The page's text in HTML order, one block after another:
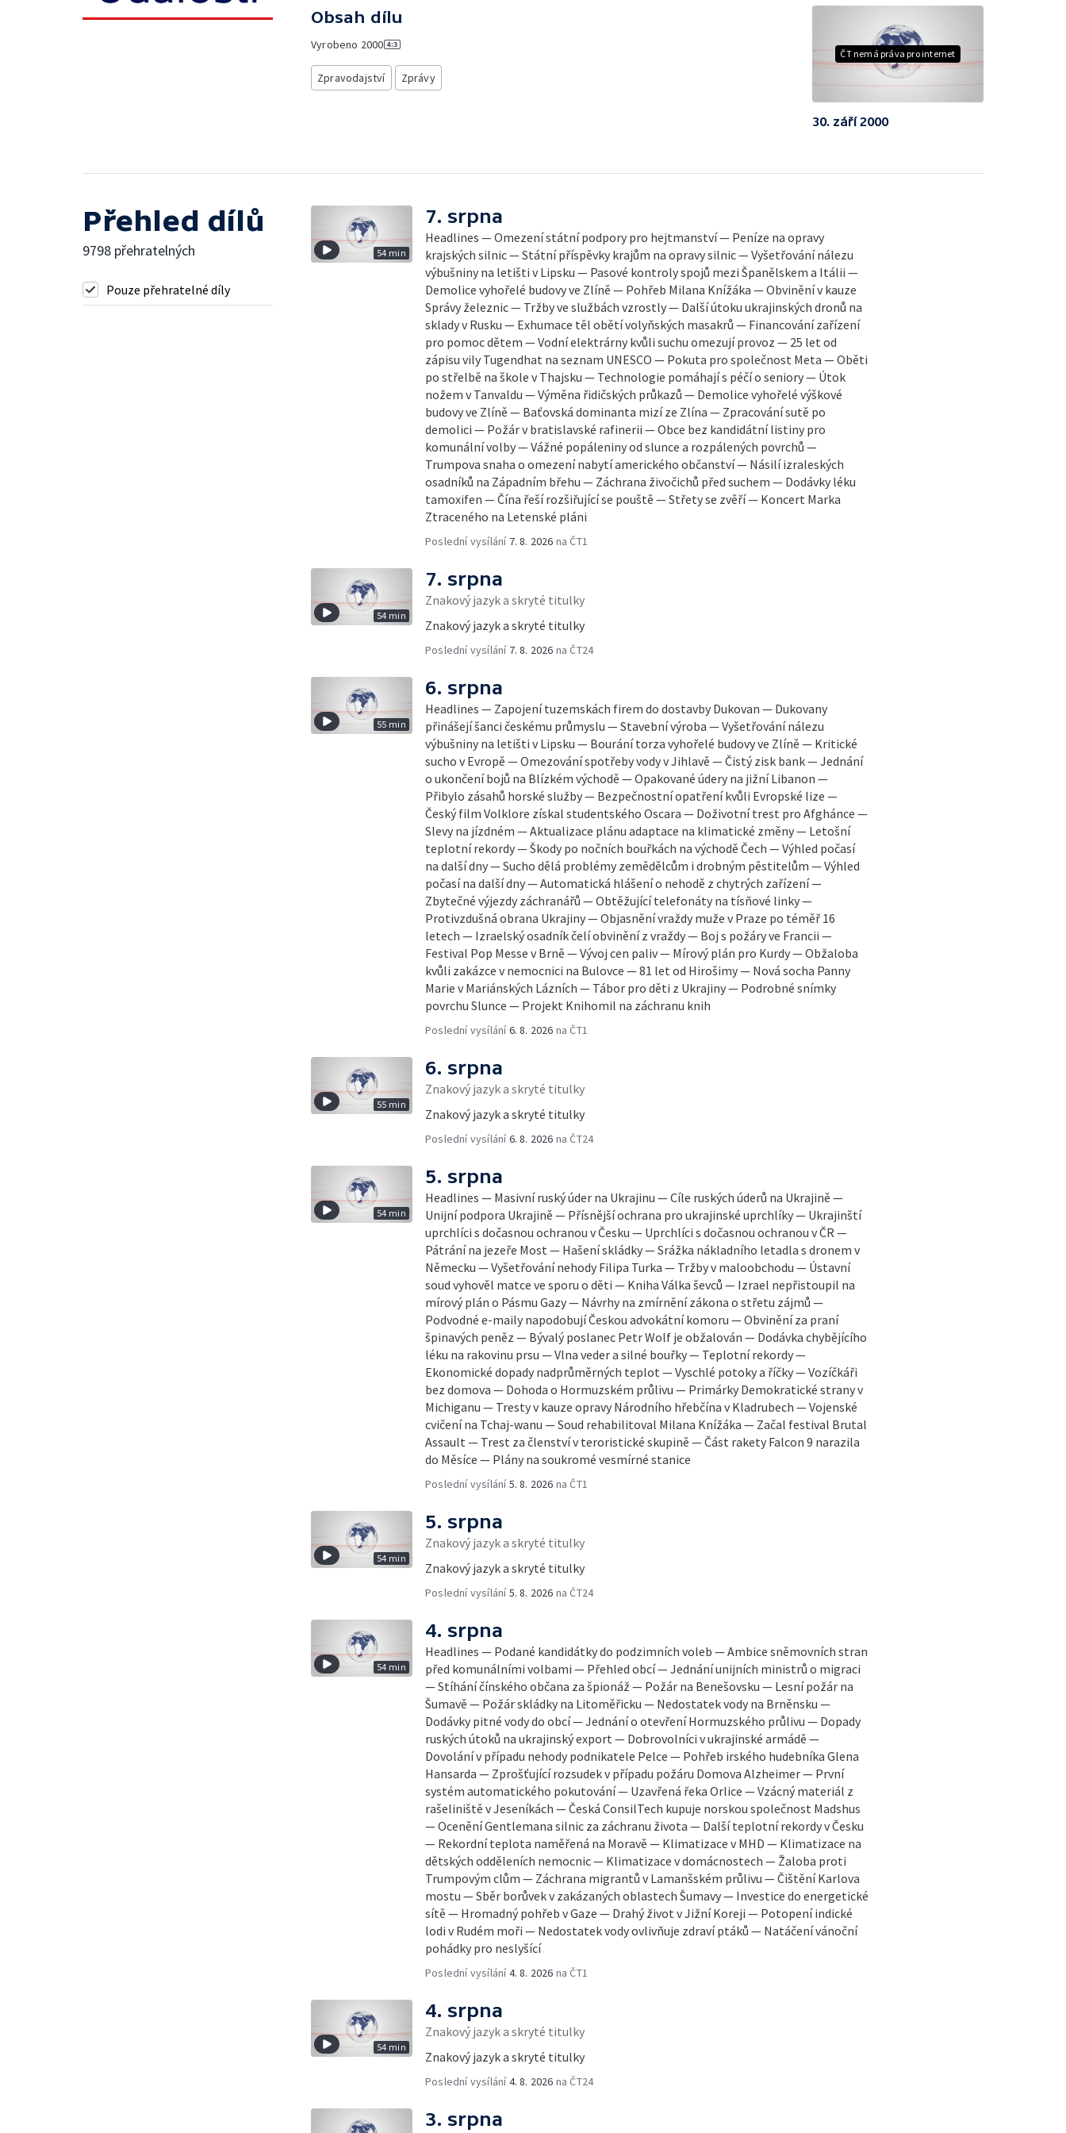
Obsah dílu
Vyrobeno 2000
Zpravodajství Zprávy
ČT nemá práva pro internet
30. září 2000
Přehled dílů
9798 přehratelných
Pouze přehratelné díly
54 min
7. srpna
Headlines — Omezení státní podpory pro hejtmanství — Peníze na opravy
krajských silnic — Státní příspěvky krajům na opravy silnic — Vyšetřování nálezu
výbušniny na letišti v Lipsku — Pasové kontroly spojů mezi Španělskem a Itálii —
Demolice vyhořelé budovy ve Zlíně — Pohřeb Milana Knížáka — Obvinění v kauze
Správy železnic — Tržby ve službách vzrostly — Další útoku ukrajinských dronů na
sklady v Rusku — Exhumace těl obětí volyňských masakrů — Financování zařízení
pro pomoc dětem — Vodní elektrárny kvůli suchu omezují provoz — 25 let od
zápisu vily Tugendhat na seznam UNESCO — Pokuta pro společnost Meta — Oběti
po střelbě na škole v Thajsku — Technologie pomáhají s péčí o seniory — Útok
nožem v Tanvaldu — Výměna řidičských průkazů — Demolice vyhořelé výškové
budovy ve Zlíně — Baťovská dominanta mizí ze Zlína — Zpracování sutě po
demolici — Požár v bratislavské rafinerii — Obce bez kandidátní listiny pro
komunální volby — Vážné popáleniny od slunce a rozpálených povrchů —
Trumpova snaha o omezení nabytí amerického občanství — Násilí izraleských
osadníků na Západním břehu — Záchrana živočichů před suchem — Dodávky léku
tamoxifen — Čína řeší rozšiřující se pouště — Střety se zvěří — Koncert Marka
Ztraceného na Letenské pláni
Poslední vysílání 7. 8. 2026 na ČT1
54 min
7. srpna
Znakový jazyk a skryté titulky
Znakový jazyk a skryté titulky
Poslední vysílání 7. 8. 2026 na ČT24
55 min
6. srpna
Headlines — Zapojení tuzemskách firem do dostavby Dukovan — Dukovany
přinášejí šanci českému průmyslu — Stavební výroba — Vyšetřování nálezu
výbušniny na letišti v Lipsku — Bourání torza vyhořelé budovy ve Zlíně — Kritické
sucho v Evropě — Omezování spotřeby vody v Jihlavě — Čistý zisk bank — Jednání
o ukončení bojů na Blízkém východě — Opakované údery na jižní Libanon —
Přibylo zásahů horské služby — Bezpečnostní opatření kvůli Evropské lize —
Český film Volklore získal studentského Oscara — Doživotní trest pro Afghánce —
Slevy na jízdném — Aktualizace plánu adaptace na klimatické změny — Letošní
teplotní rekordy — Škody po nočních bouřkách na východě Čech — Výhled počasí
na další dny — Sucho dělá problémy zemědělcům i drobným pěstitelům — Výhled
počasí na další dny — Automatická hlášení o nehodě z chytrých zařízení —
Zbytečné výjezdy záchranářů — Obtěžující telefonáty na tísňové linky —
Protivzdušná obrana Ukrajiny — Objasnění vraždy muže v Praze po téměř 16
letech — Izraelský osadník čelí obvinění z vraždy — Boj s požáry ve Francii —
Festival Pop Messe v Brně — Vývoj cen paliv — Mírový plán pro Kurdy — Obžaloba
kvůli zakázce v nemocnici na Bulovce — 81 let od Hirošimy — Nová socha Panny
Marie v Mariánských Lázních — Tábor pro děti z Ukrajiny — Podrobné snímky
povrchu Slunce — Projekt Knihomil na záchranu knih
Poslední vysílání6. 8. 2026 na ČT1
55 min
6. srpna
Znakový jazyk a skryté titulky
Znakový jazyk a skryté titulky
Poslední vysílání6. 8. 2026 na ČT24
54 min
5. srpna
Headlines — Masivní ruský úder na Ukrajinu — Cíle ruských úderů na Ukrajině —
Unijní podpora Ukrajině — Přísnější ochrana pro ukrajinské uprchlíky — Ukrajinští
uprchlíci s dočasnou ochranou v Česku — Uprchlíci s dočasnou ochranou v ČR —
Pátrání na jezeře Most — Hašení skládky — Srážka nákladního letadla s dronem v
Německu — Vyšetřování nehody Filipa Turka — Tržby v maloobchodu — Ústavní
soud vyhověl matce ve sporu o děti — Kniha Válka ševců — Izrael nepřistoupil na
mírový plán o Pásmu Gazy — Návrhy na zmírnění zákona o střetu zájmů —
Podvodné e-maily napodobují Českou advokátní komoru — Obvinění za praní
špinavých peněz — Bývalý poslanec Petr Wolf je obžalován — Dodávka chybějícího
léku na rakovinu prsu — Vlna veder a silné bouřky — Teplotní rekordy —
Ekonomické dopady nadprůměrných teplot — Vyschlé potoky a říčky — Vozíčkáři
bez domova — Dohoda o Hormuzském průlivu — Primárky Demokratické strany v
Michiganu — Tresty v kauze opravy Národního hřebčína v Kladrubech — Vojenské
cvičení na Tchaj-wanu — Soud rehabilitoval Milana Knížáka — Začal festival Brutal
Assault — Trest za členství v teroristické skupině — Část rakety Falcon 9 narazila
do Měsíce — Plány na soukromé vesmírné stanice
Poslední vysílání5. 8. 2026 na ČT1
54 min
5. srpna
Znakový jazyk a skryté titulky
Znakový jazyk a skryté titulky
Poslední vysílání5. 8. 2026 na ČT24
54 min
4. srpna
Headlines — Podané kandidátky do podzimních voleb — Ambice sněmovních stran
před komunálními volbami — Přehled obcí — Jednání unijních ministrů o migraci
— Stíhání čínského občana za špionáž — Požár na Benešovsku — Lesní požár na
Šumavě — Požár skládky na Litoměřicku — Nedostatek vody na Brněnsku —
Dodávky pitné vody do obcí — Jednání o otevření Hormuzského průlivu — Dopady
ruských útoků na ukrajinský export — Dobrovolníci v ukrajinské armádě —
Dovolání v případu nehody podnikatele Pelce — Pohřeb irského hudebníka Glena
Hansarda — Zprošťující rozsudek v případu požáru Domova Alzheimer — První
systém automatického pokutování — Uzavřená řeka Orlice — Vzácný materiál z
rašeliniště v Jeseníkách — Česká ConsilTech kupuje norskou společnost Madshus
— Ocenění Gentlemana silnic za záchranu života — Další teplotní rekordy v Česku
— Rekordní teplota naměřená na Moravě — Klimatizace v MHD — Klimatizace na
dětských odděleních nemocnic — Klimatizace v domácnostech — Žaloba proti
Trumpovým clům — Záchrana migrantů v Lamanšském průlivu — Čištění Karlova
mostu — Sběr borůvek v zakázaných oblastech Šumavy — Investice do energetické
sítě — Hromadný pohřeb v Gaze — Drahý život v Jižní Koreji — Potopení indické
lodi v Rudém moři — Nedostatek vody ovlivňuje zdraví ptáků — Natáčení vánoční
pohádky pro neslyšící
Poslední vysílání4. 8. 2026 na ČT1
54 min
4. srpna
Znakový jazyk a skryté titulky
Znakový jazyk a skryté titulky
Poslední vysílání4. 8. 2026 na ČT24
3. srpna